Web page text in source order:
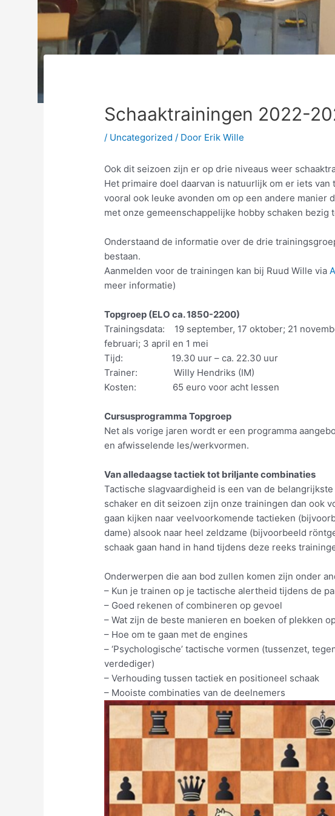
Schaaktrainingen 2022-
/ Uncategorized / Door Erik Wille
Ook dit seizoen zijn er op drie niveaus weer
Het primaire doel daarvan is natuurlijk om er iets van
vooral ook leuke avonden om op een andere manier
met onze gemeenschappelijke hobby schaken bezig
Onderstaand de informatie over de drie
bestaan.
Aanmelden voor de trainingen kan bij Ruud Wille via
meer informatie)
Topgroep (ELO ca. 1850-2200)
Trainingsdata: 19 september, 17 oktober; 21
februari; 3 april en 1 mei
Tijd: 19.30 uur – ca. 22.30 uur
Trainer: Willy Hendriks (IM)
Kosten: 65 euro voor acht lessen
Cursusprogramma Topgroep
Net als vorige jaren wordt er een programma
en afwisselende les/werkvormen.
Van alledaagse tactiek tot briljante combinaties
Tactische slagvaardigheid is een van de
schaker en dit seizoen zijn onze trainingen dan ook
gaan kijken naar veelvoorkomende tactieken
dame) alsook naar heel zeldzame (bijvoorbeeld
schaak gaan hand in hand tijdens deze reeks
Onderwerpen die aan bod zullen komen zijn onder
– Kun je trainen op je tactische alertheid tijdens de
– Goed rekenen of combineren op gevoel
– Wat zijn de beste manieren en boeken of plekken
– Hoe om te gaan met de engines
– ‘Psychologische’ tactische vormen (tussenzet,
verdediger)
– Verhouding tussen tactiek en positioneel schaak
– Mooiste combinaties van de deelnemers